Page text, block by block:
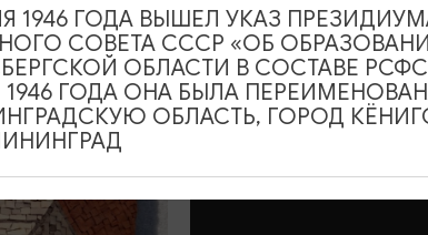
Калининград,
ОТ 1500₽
1946 ГОДА ВЫШЕЛ УКАЗ
СОВЕТА СССР «ОБ
ОБЛАСТИ В СОСТАВЕ
ГОДА ОНА БЫЛА
ОБЛАСТЬ, ГОРОД